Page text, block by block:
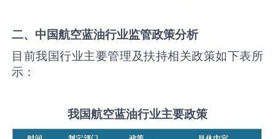
二、中国航空蓝油行业监管政策分析
目前我国行业主要管理及扶持相关政策如下表所
示：
我国航空蓝油行业主要政策